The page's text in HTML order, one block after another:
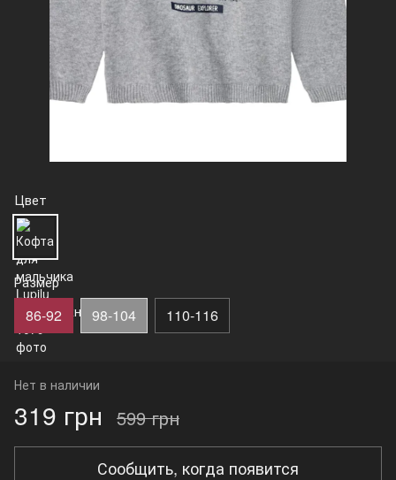
Цвет
Размер
86-92 98-104 110-116
Нет в наличии
319 грн 599 грн
Сообщить, когда появится